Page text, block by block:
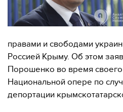
правами и свободами
Россией Крыму. Об этом
Порошенко во время своего
Национальной опере по
депортации